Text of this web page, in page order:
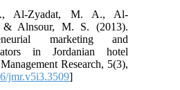
E., Al-Zyadat, M. A., Al-
& Alnsour, M. S. (2013).
marketing and
in Jordanian hotel
Management Research, 5(3),
jmr.v5i3.3509